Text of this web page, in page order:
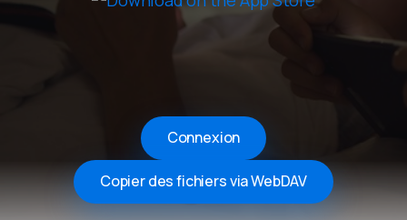
Connexion
Copier des fichiers via WebDAV